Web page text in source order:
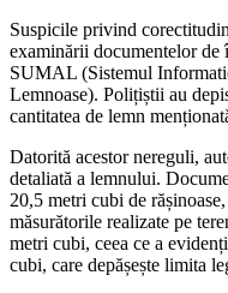
Suspicile privind
examinării documentelor
SUMAL (Sistemul
Lemnoase). Polițiștii au
cantitatea de lemn
Datorită acestor nereguli,
detaliată a lemnului.
20,5 metri cubi de
măsurătorile realizate pe
metri cubi, ceea ce a
cubi, care depășește limita